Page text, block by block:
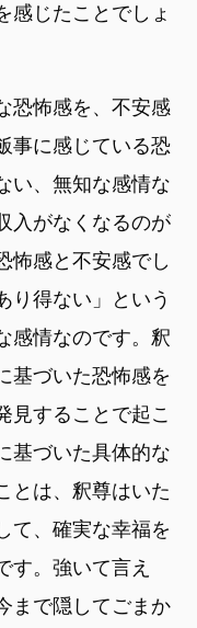
感じたことでしょ
恐怖感を、不安感
事に感じている恐
い、無知な感情な
入がなくなるのが
怖感と不安感でし
り得ない」という
感情なのです。釈
基づいた恐怖感を
見することで起こ
基づいた具体的な
とは、釈尊はいた
て、確実な幸福を
す。強いて言え
まで隠してごまか